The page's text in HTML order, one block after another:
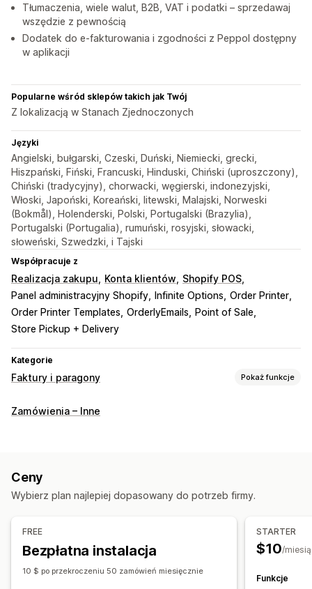
Tłumaczenia, wiele walut, B2B, VAT i podatki – sprzedawaj
wszędzie z pewnością
Dodatek do e-fakturowania i zgodności z Peppol dostępny
w aplikacji
Popularne wśród sklepów takich jak Twój
Z lokalizacją w Stanach Zjednoczonych
Języki
Angielski, bułgarski, Czeski, Duński, Niemiecki, grecki,
Hiszpański, Fiński, Francuski, Hinduski, Chiński (uproszczony),
Chiński (tradycyjny), chorwacki, węgierski, indonezyjski,
Włoski, Japoński, Koreański, litewski, Malajski, Norweski
(Bokmål), Holenderski, Polski, Portugalski (Brazylia),
Portugalski (Portugalia), rumuński, rosyjski, słowacki,
słoweński, Szwedzki, i Tajski
Współpracuje z
Realizacja zakupu Konta klientów
Shopify POS
Panel administracyjny Shopify
Infinite Options Order Printer
Order Printer Templates OrderlyEmails
Point of Sale
Store Pickup + Delivery
Kategorie
Faktury i paragony Pokaż funkcje
Typy dokumentów
Zwroty kosztów
Kolor i czcionka
Obliczanie podatku
Wzorce
Logo
Zamówienia – Inne
Ceny
Wybierz plan najlepiej dopasowany do potrzeb firmy.
FREE
Bezpłatna instalacja
10 $ po przekroczeniu 50 zamówień miesięcznie
STARTER
$10/
Funkcje